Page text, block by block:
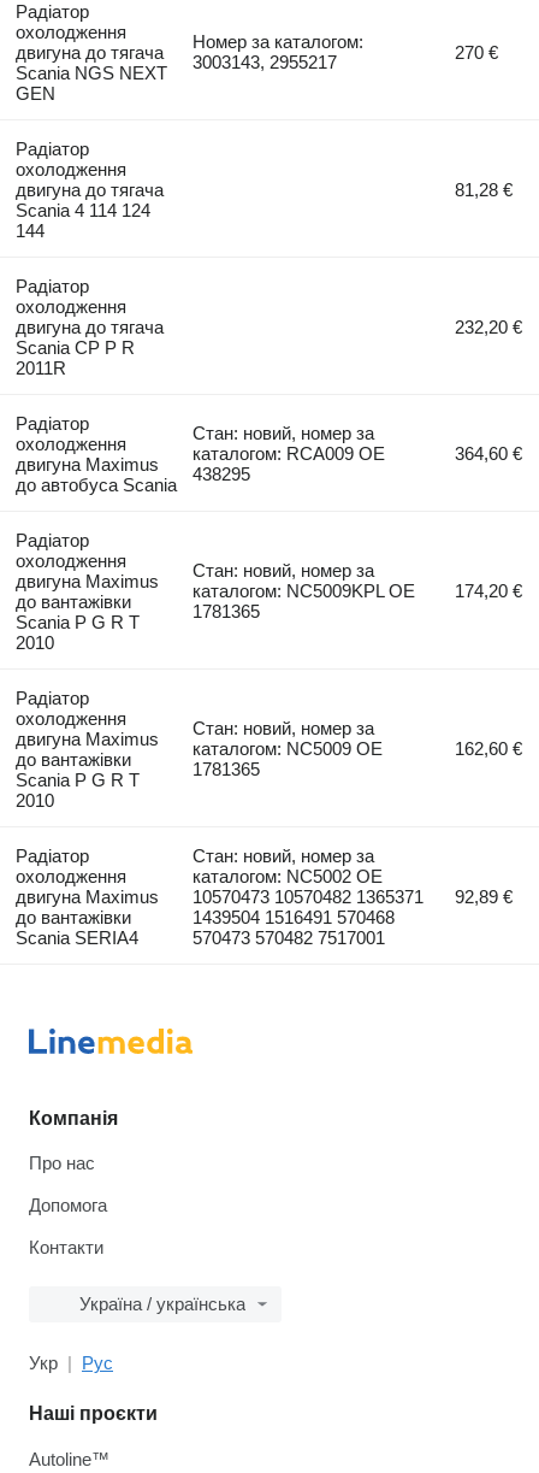
Радіатор
охолодження
двигуна до тягача
Scania NGS NEXT
GEN
Номер за каталогом:
3003143, 2955217
270 €
Радіатор
охолодження
двигуна до тягача
Scania 4 114 124
144
81,28 €
Радіатор
охолодження
двигуна до тягача
Scania CP P R
2011R
232,20 €
Радіатор
охолодження
двигуна Maximus
до автобуса Scania
Стан: новий, номер за
каталогом: RCA009 OE
438295
364,60 €
Радіатор
охолодження
двигуна Maximus
до вантажівки
Scania P G R T
2010
Стан: новий, номер за
каталогом: NC5009KPL OE
1781365
174,20 €
Радіатор
охолодження
двигуна Maximus
до вантажівки
Scania P G R T
2010
Стан: новий, номер за
каталогом: NC5009 OE
1781365
162,60 €
Радіатор
охолодження
двигуна Maximus
до вантажівки
Scania SERIA4
Стан: новий, номер за
каталогом: NC5002 OE
10570473 10570482 1365371
1439504 1516491 570468
570473 570482 7517001
92,89 €
Компанія
Про нас
Допомога
Контакти
Україна / українська
Укр Рус
Наші проєкти
Autoline™